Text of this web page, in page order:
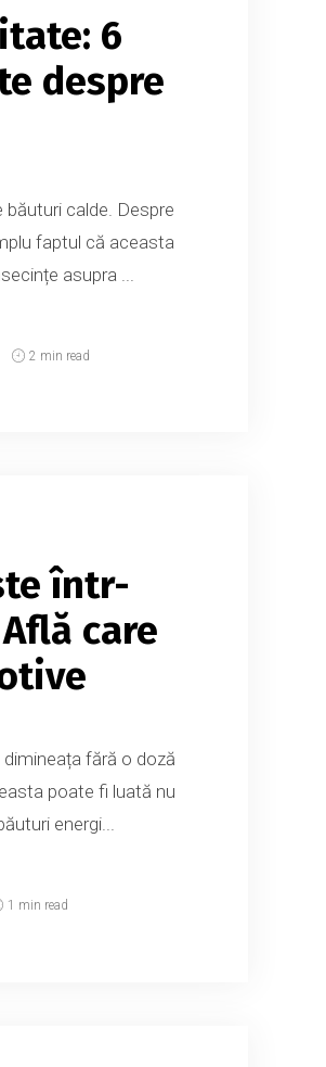
6
despre
calde. Despre
faptul că aceasta
asupra ...
2 min read
într-
care
fără o doză
poate fi luată nu
energi...
1 min read